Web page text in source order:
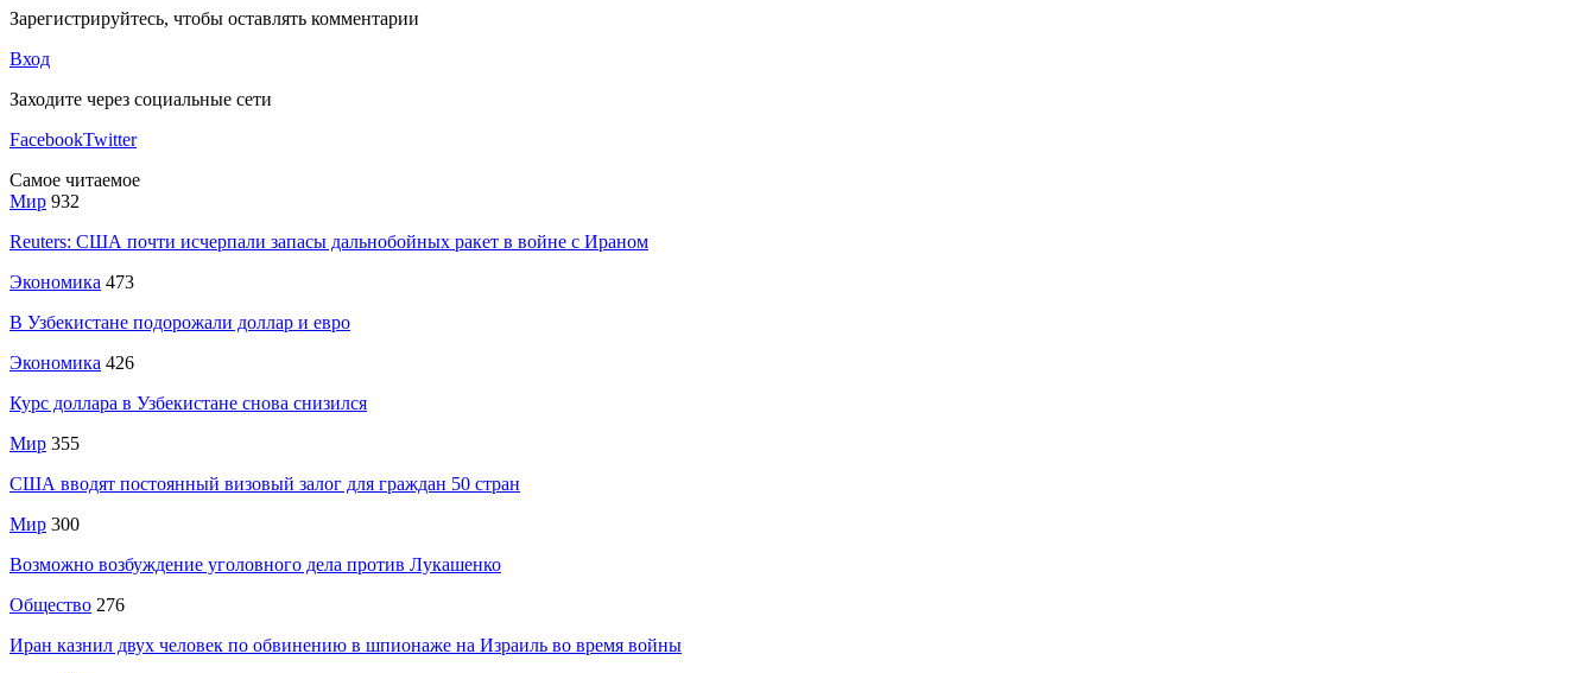
Зарегистрируйтесь, чтобы оставлять комментарии
Вход
Заходите через социальные сети
FacebookTwitter
Самое читаемое
Мир 932
Reuters: США почти исчерпали запасы дальнобойных ракет в войне с Ираном
Экономика 473
В Узбекистане подорожали доллар и евро
Экономика 426
Курс доллара в Узбекистане снова снизился
Мир 355
США вводят постоянный визовый залог для граждан 50 стран
Мир 300
Возможно возбуждение уголовного дела против Лукашенко
Общество 276
Иран казнил двух человек по обвинению в шпионаже на Израиль во время войны